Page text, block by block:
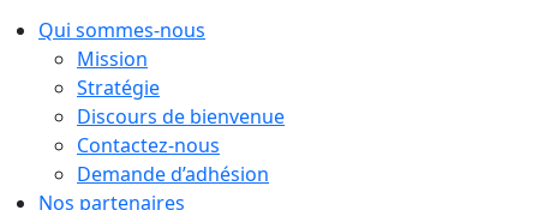
Qui sommes-nous
Mission
Stratégie
Discours de bienvenue
Contactez-nous
Demande d’adhésion
Nos partenaires